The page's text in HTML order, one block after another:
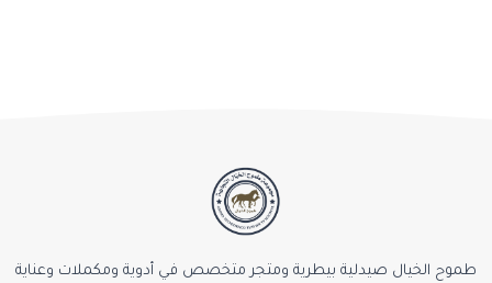
طموح الخيال صيدلية بيطرية ومتجر متخصص في أدوية ومكملات وعناية